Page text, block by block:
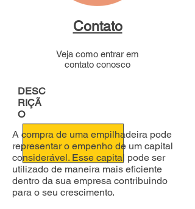
Contato
Veja como entrar em
contato conosco
DESC
RIÇÃ
O
A compra de uma empilhadeira pode
representar o empenho de um capital
considerável. Esse capital pode ser
utilizado de maneira mais eficiente
dentro da sua empresa contribuindo
para o seu crescimento.